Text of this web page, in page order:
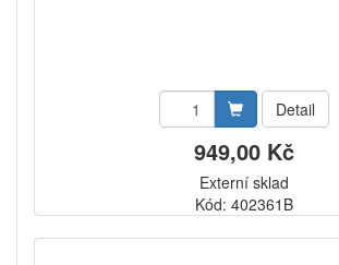
Detail
949,00 Kč
Externí sklad
Kód: 402361B